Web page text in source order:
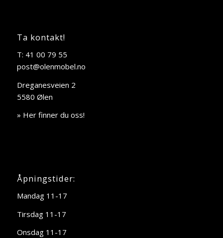
Ta kontakt!
T: 41 00 79 55
post@olenmobel.no
Dreganesveien 2
5580 Ølen
» Her finner du oss!
Åpningstider:
Mandag 11-17
Tirsdag 11-17
Onsdag 11-17